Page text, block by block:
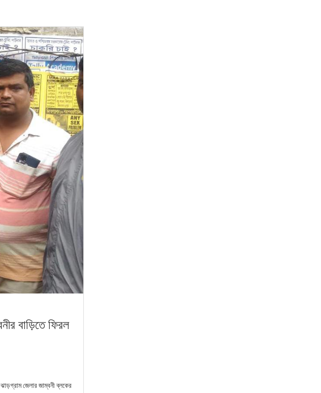
বাড়িতে ফিরল
জেলার জাম্বনী ব্লকের